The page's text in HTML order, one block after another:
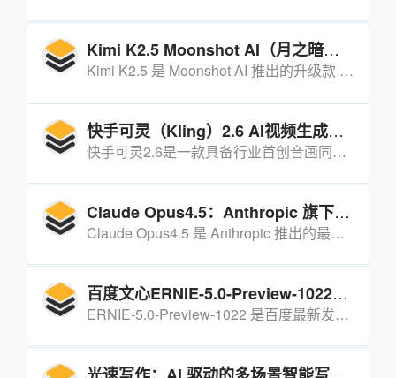
Kimi K2.5 Moonshot AI（月之暗面）
Kimi K2.5 是 Moonshot AI 推出的升级款 AI 模型，凭借视觉能力与工具调用功能的双重优化，大幅提升了模型的实用价值，向代理式智能更进一步。
快手可灵（Kling）2.6 AI视频生成模型
快手可灵2.6是一款具备行业首创音画同出能力的AI视频生成模型，以“听见画面，看见声音”为核心，支持文生音画、图生音画等功能，能一键生成含画面、语音、音效的完整视频，大幅降低创作门槛与成本。
Claude Opus4.5：Anthropic 旗下的高性能混合推理 AI 模型
Claude Opus4.5 是 Anthropic 推出的最新旗舰混合推理 AI 模型，在编码、推理和长期任务管理方面表现卓越，同时大幅提升了安全性、效率与资源使用灵活性，能显著提高多类场景的生产力。
百度文心ERNIE-5.0-Preview-1022模型
ERNIE-5.0-Preview-1022 是百度最新发布的文心大模型预览版，在 LMArena 文本榜全球并列第二、国内第一，以创意写作、长文本理解与指令遵循三大能力为核心卖点。